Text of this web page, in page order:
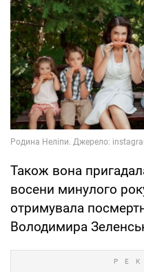
Також вона
восени минулого
отримувала
Володимира